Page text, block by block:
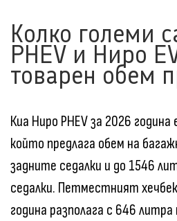
Колко големи
PHEV и Ниро
товарен обем
Киа Ниро PHEV за 2026
който предлага обем на
задните седалки и до 1546
седалки. Петместният
година разполага с 646